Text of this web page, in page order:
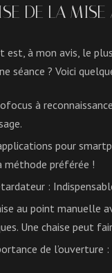
DE LA MISE
est, à mon avis, le
séance ? Voici
à
pour
méthode préférée !
:
au point manuelle
Une chaise peut
de l’ouverture